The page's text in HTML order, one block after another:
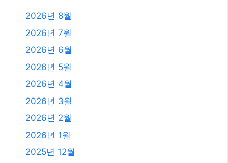
2026년 8월
2026년 7월
2026년 6월
2026년 5월
2026년 4월
2026년 3월
2026년 2월
2026년 1월
2025년 12월